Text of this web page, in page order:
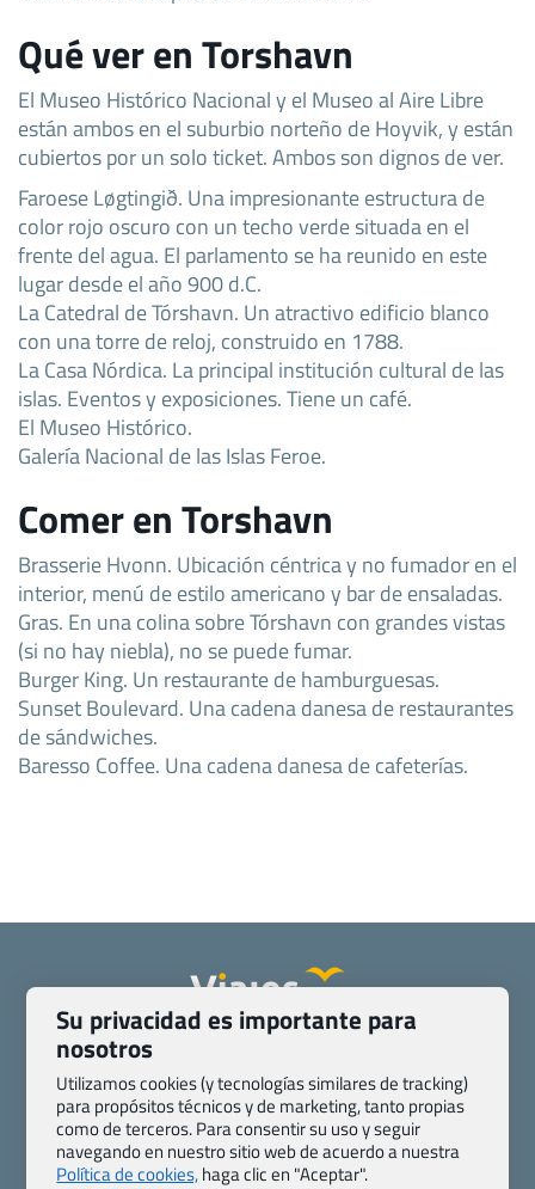
Qué ver en Torshavn
El Museo Histórico Nacional y el Museo al Aire Libre
están ambos en el suburbio norteño de Hoyvik, y están
cubiertos por un solo ticket. Ambos son dignos de ver.
Faroese Løgtingið. Una impresionante estructura de
color rojo oscuro con un techo verde situada en el
frente del agua. El parlamento se ha reunido en este
lugar desde el año 900 d.C.
La Catedral de Tórshavn. Un atractivo edificio blanco
con una torre de reloj, construido en 1788.
La Casa Nórdica. La principal institución cultural de las
islas. Eventos y exposiciones. Tiene un café.
El Museo Histórico.
Galería Nacional de las Islas Feroe.
Comer en Torshavn
Brasserie Hvonn. Ubicación céntrica y no fumador en el
interior, menú de estilo americano y bar de ensaladas.
Gras. En una colina sobre Tórshavn con grandes vistas
(si no hay niebla), no se puede fumar.
Burger King. Un restaurante de hamburguesas.
Sunset Boulevard. Una cadena danesa de restaurantes
de sándwiches.
Baresso Coffee. Una cadena danesa de cafeterías.
Pasaporte, Visado, Salud y otras disposiciones específicas
Blog de Viajes.com
Registro de agencias
Preguntas frecuentes
Condiciones generales
Política de privacidad y cookies
Transparencia
Su privacidad es importante para
nosotros
Utilizamos cookies (y tecnologías similares de tracking)
para propósitos técnicos y de marketing, tanto propias
como de terceros. Para consentir su uso y seguir
navegando en nuestro sitio web de acuerdo a nuestra
Política de cookies,haga clic en "Aceptar".